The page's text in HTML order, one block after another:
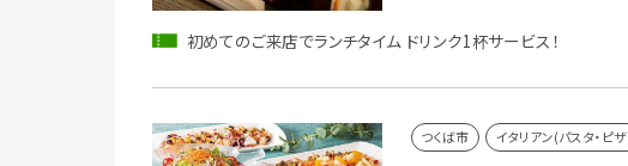
初めてのご来店でランチタイム ドリンク1杯サービス！
つくば市 イタリアン(パスタ・ピ